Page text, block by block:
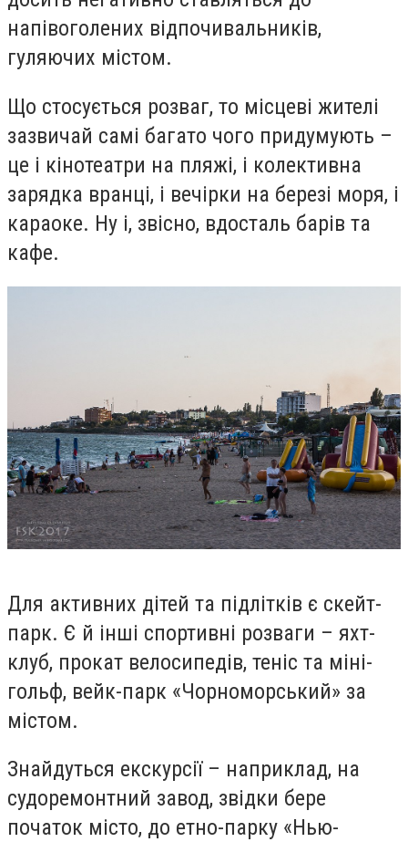
напівоголених відпочивальників,
гуляючих містом.
Що стосується розваг, то місцеві жителі
зазвичай самі багато чого придумують –
це і кінотеатри на пляжі, і колективна
зарядка вранці, і вечірки на березі моря, і
караоке. Ну і, звісно, вдосталь барів та
кафе.
Для активних дітей та підлітків є скейт-
парк. Є й інші спортивні розваги – яхт-
клуб, прокат велосипедів, теніс та міні-
гольф, вейк-парк «Чорноморський» за
містом.
Знайдуться екскурсії – наприклад, на
судоремонтний завод, звідки бере
початок місто, до етно-парку «Нью-